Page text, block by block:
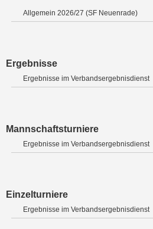
Allgemein 2026/27 (SF Neuenrade)
Ergebnisse
Ergebnisse im Verbandsergebnisdienst
Mannschaftsturniere
Ergebnisse im Verbandsergebnisdienst
Einzelturniere
Ergebnisse im Verbandsergebnisdienst